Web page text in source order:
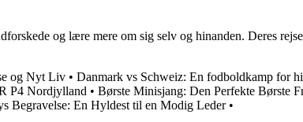
og lære mere om sig selv og hinanden. Deres
og Nyt Liv • Danmark vs Schweiz: En fodboldkamp for
P4 Nordjylland • Børste Minisjang: Den Perfekte Børste
Begravelse: En Hyldest til en Modig Leder•